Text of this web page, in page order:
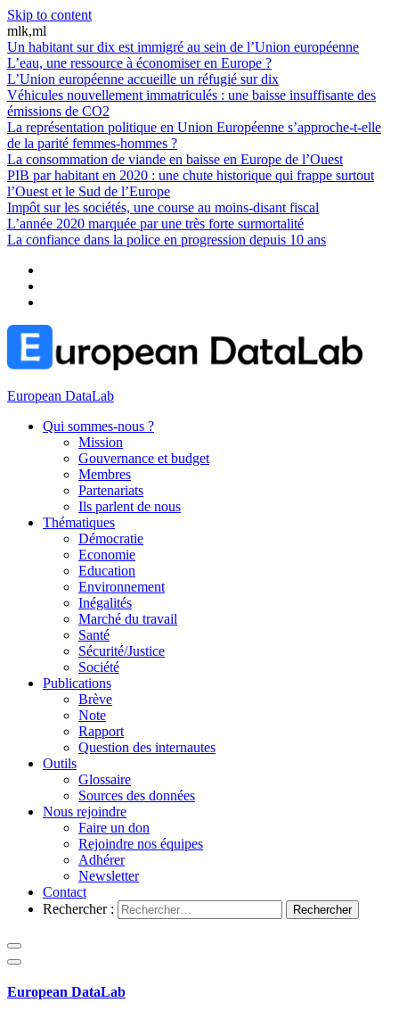
Skip to content
mlk,ml
Un habitant sur dix est immigré au sein de l’Union européenne
L’eau, une ressource à économiser en Europe ?
L’Union européenne accueille un réfugié sur dix
Véhicules nouvellement immatriculés : une baisse insuffisante des
émissions de CO2
La représentation politique en Union Européenne s’approche-t-elle
de la parité femmes-hommes ?
La consommation de viande en baisse en Europe de l’Ouest
PIB par habitant en 2020 : une chute historique qui frappe surtout
l’Ouest et le Sud de l’Europe
Impôt sur les sociétés, une course au moins-disant fiscal
L’année 2020 marquée par une très forte surmortalité
La confiance dans la police en progression depuis 10 ans
European DataLab
Qui sommes-nous ?
Mission
Gouvernance et budget
Membres
Partenariats
Ils parlent de nous
Thématiques
Démocratie
Economie
Education
Environnement
Inégalités
Marché du travail
Santé
Sécurité/Justice
Société
Publications
Brève
Note
Rapport
Question des internautes
Outils
Glossaire
Sources des données
Nous rejoindre
Faire un don
Rejoindre nos équipes
Adhérer
Newsletter
Contact
Rechercher :
European DataLab